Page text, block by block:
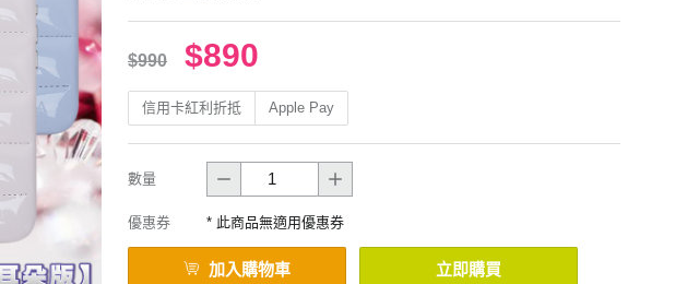
$990 $890
信用卡紅利折抵 Apple Pay
數量
優惠券 * 此商品無適用優惠券
加入購物車 立即購買